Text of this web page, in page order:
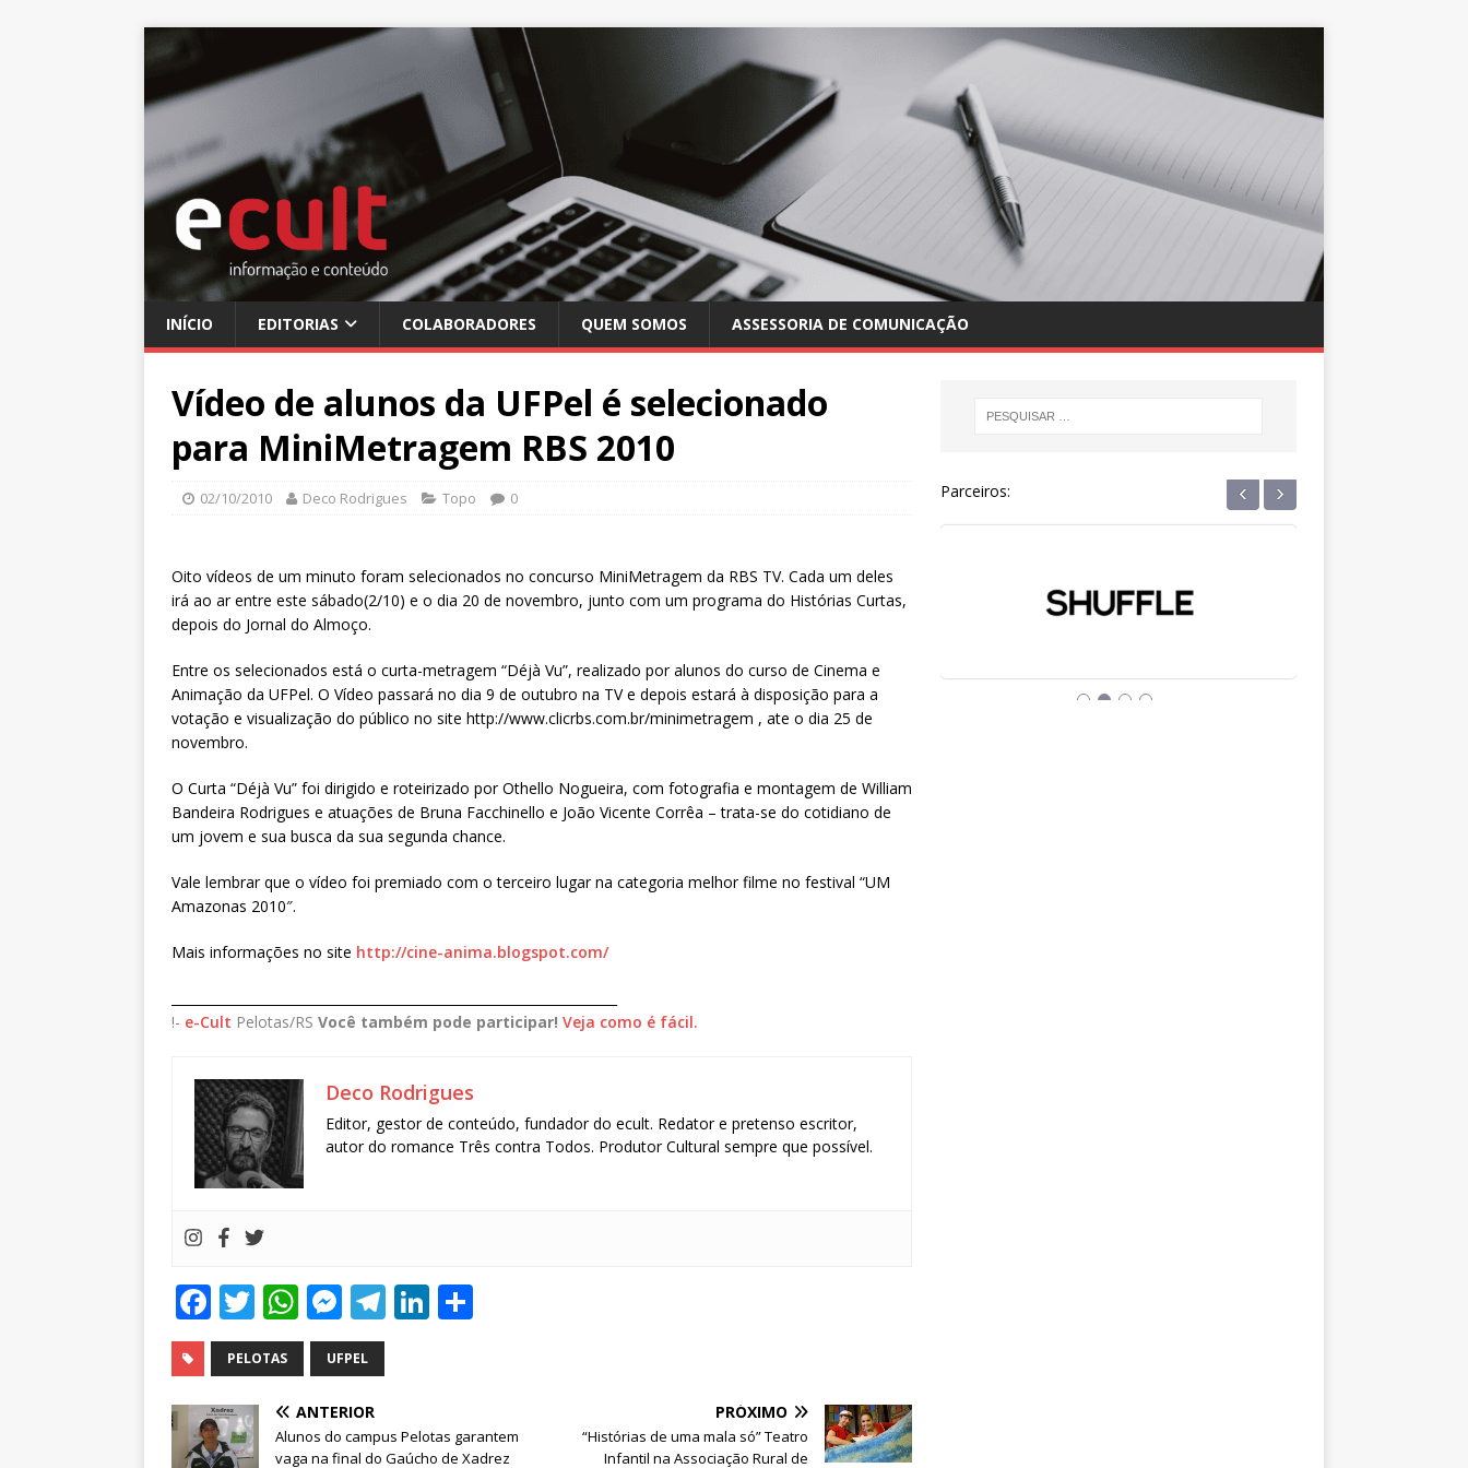
INÍCIO EDITORIAS COLABORADORES QUEM SOMOS ASSESSORIA DE COMUNICAÇÃO
Vídeo de alunos da UFPel é selecionado
para MiniMetragem RBS 2010
02/10/2010 Deco Rodrigues Topo 0
Oito vídeos de um minuto foram selecionados no concurso MiniMetragem da RBS TV. Cada um deles
irá ao ar entre este sábado(2/10) e o dia 20 de novembro, junto com um programa do Histórias Curtas,
depois do Jornal do Almoço.
Entre os selecionados está o curta-metragem “Déjà Vu”, realizado por alunos do curso de Cinema e
Animação da UFPel. O Vídeo passará no dia 9 de outubro na TV e depois estará à disposição para a
votação e visualização do público no site http://www.clicrbs.com.br/minimetragem , ate o dia 25 de
novembro.
O Curta “Déjà Vu” foi dirigido e roteirizado por Othello Nogueira, com fotografia e montagem de William
Bandeira Rodrigues e atuações de Bruna Facchinello e João Vicente Corrêa – trata-se do cotidiano de
um jovem e sua busca da sua segunda chance.
Vale lembrar que o vídeo foi premiado com o terceiro lugar na categoria melhor filme no festival “UM
Amazonas 2010″.
Mais informações no site http://cine-anima.blogspot.com/
!- e-Cult Pelotas/RS Você também pode participar! Veja como é fácil.
Deco Rodrigues
Editor, gestor de conteúdo, fundador do ecult. Redator e pretenso escritor,
autor do romance Três contra Todos. Produtor Cultural sempre que possível.
F
a
c
e
b
T
w
it
te
W
h
at
s
A
M
e
ss
e
n
T
el
ra
Li
n
dI
PELOTAS UFPEL
ANTERIOR
Alunos do campus Pelotas garantem
vaga na final do Gaúcho de Xadrez
PRÓXIMO
“Histórias de uma mala só” Teatro
Infantil na Associação Rural de
Parceiros: ‹ ›